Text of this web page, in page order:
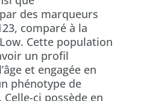
des marqueurs
comparé à la
Cette population
un profil
et engagée en
phénotype de
ci possède en